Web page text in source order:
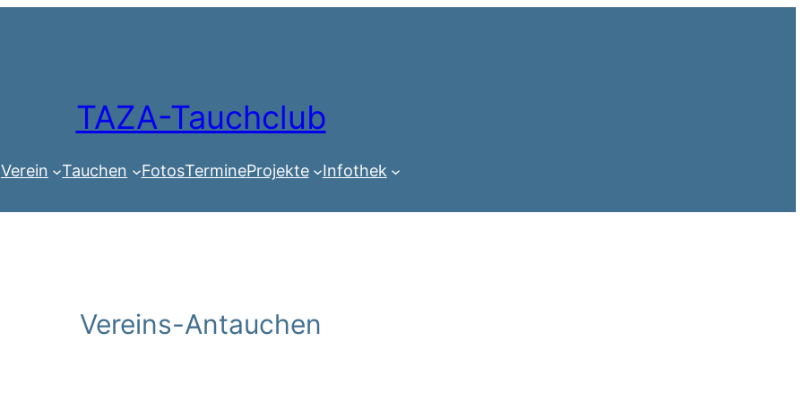
TAZA-Tauchclub
Verein Tauchen FotosTermineProjekte Infothek
Vereins-Antauchen